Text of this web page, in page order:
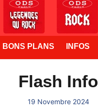
BONS PLANS INFOS
Flash Info
19 Novembre 2024